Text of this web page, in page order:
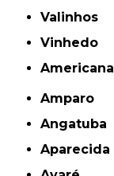
Valinhos
Vinhedo
americana
Amparo
Angatuba
Aparecida